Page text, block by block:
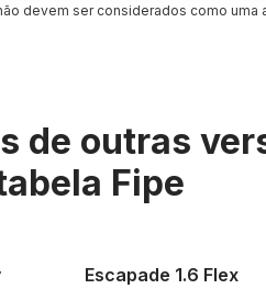
devem ser considerados como uma
de outras
Fipe
Escapade 1.6 Flex